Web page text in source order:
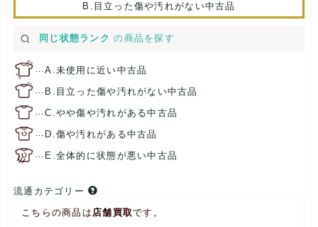
B.目立った傷や汚れがない中古品
同じ状態ランク の商品を探す
…A.未使用に近い中古品
… B.目立った傷や汚れがない中古品
…C.やや傷や汚れがある中古品
… D.傷や汚れがある中古品
… E.全体的に状態が悪い中古品
流通カテゴリー
こちらの商品は 店舗買取です。